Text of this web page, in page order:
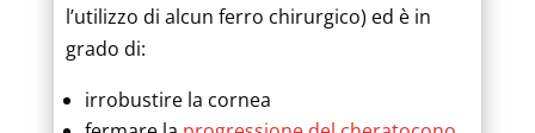
l’utilizzo di alcun ferro chirurgico) ed è in
grado di:
irrobustire la cornea